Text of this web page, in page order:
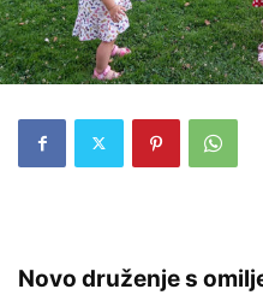
Novo druženje s